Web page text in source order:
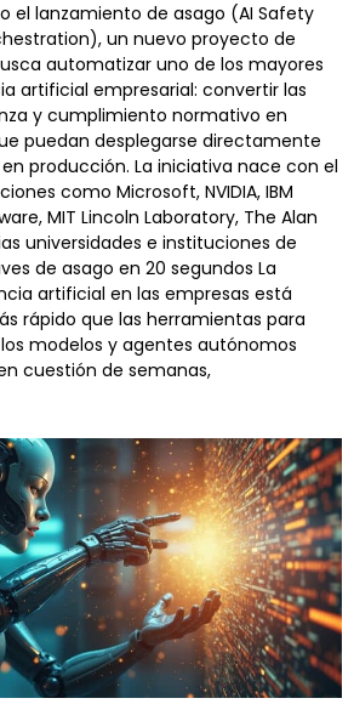
el lanzamiento de asago (AI Safety
un nuevo proyecto de
automatizar uno de los mayores
artificial empresarial: convertir las
y cumplimiento normativo en
puedan desplegarse directamente
producción. La iniciativa nace con el
como Microsoft, NVIDIA, IBM
MIT Lincoln Laboratory, The Alan
universidades e instituciones de
de asago en 20 segundos La
artificial en las empresas está
rápido que las herramientas para
modelos y agentes autónomos
cuestión de semanas,